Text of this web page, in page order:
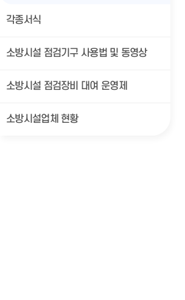
각종서식
소방시설 점검기구 사용법 및 동영상
소방시설 점검장비 대여 운영제
소방시설업체 현황